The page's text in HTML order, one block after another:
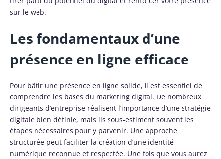
sur le web.
Les fondamentaux d’une
présence en ligne efficace
Pour bâtir une présence en ligne solide, il est essentiel de
comprendre les bases du marketing digital. De nombreux
dirigeants d’entreprise réalisent l’importance d’une stratégie
digitale bien définie, mais ils sous-estiment souvent les
étapes nécessaires pour y parvenir. Une approche
structurée peut faciliter la création d’une identité
numérique reconnue et respectée. Une fois que vous aurez